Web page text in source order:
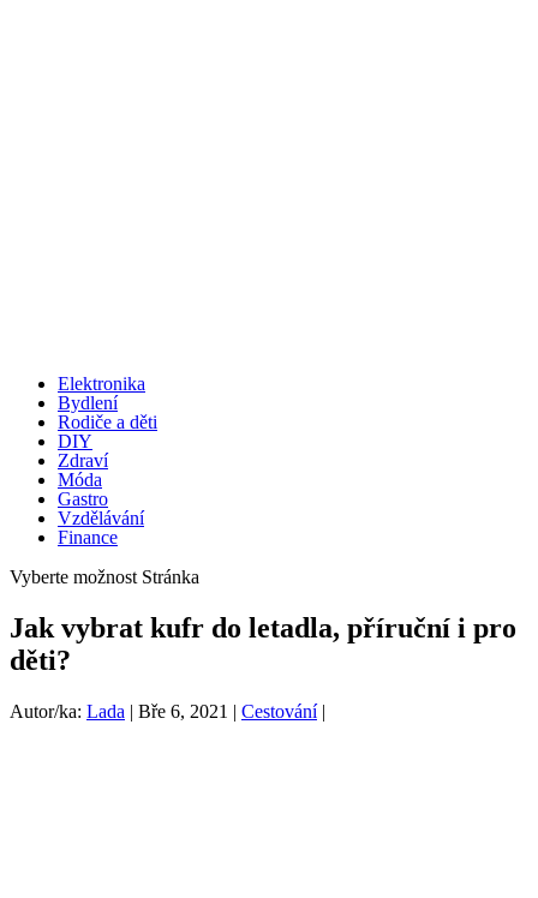
Elektronika
Bydlení
Rodiče a děti
DIY
Zdraví
Móda
Gastro
Vzdělávání
Finance
Vyberte možnost Stránka
Jak vybrat kufr do letadla, příruční i pro
děti?
Autor/ka: Lada | Bře 6, 2021 | Cestování|